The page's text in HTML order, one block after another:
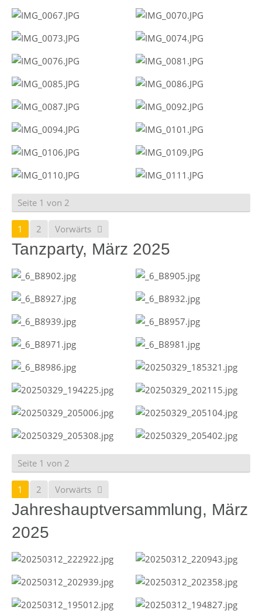
Seite 1 von 2
1 2 Vorwärts
Tanzparty, März 2025
Seite 1 von 2
1 2 Vorwärts
Jahreshauptversammlung, März
2025